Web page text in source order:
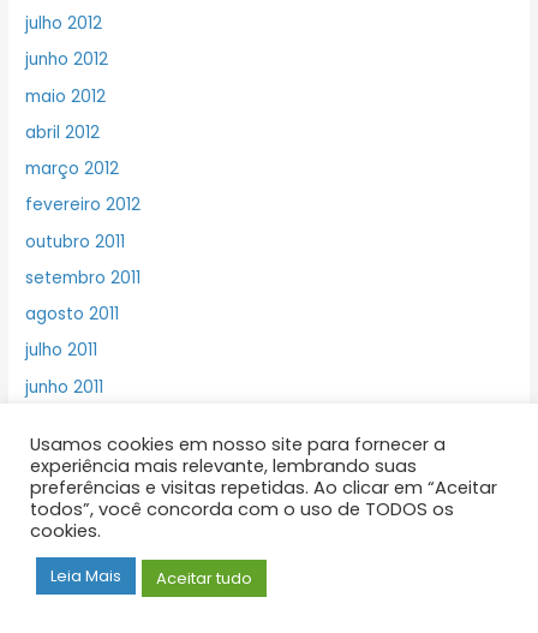
julho 2012
junho 2012
maio 2012
abril 2012
março 2012
fevereiro 2012
outubro 2011
setembro 2011
agosto 2011
julho 2011
junho 2011
abril 2011
Categorias
Usamos cookies em nosso site para fornecer a
experiência mais relevante, lembrando suas
preferências e visitas repetidas. Ao clicar em “Aceitar
todos”, você concorda com o uso de TODOS os
cookies.
Leia Mais Aceitar tudo